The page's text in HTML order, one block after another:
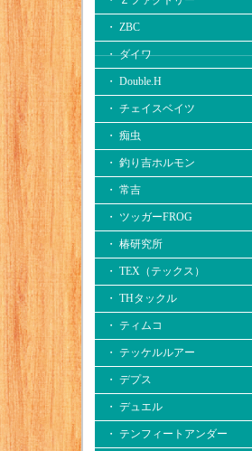
・ ZBC
・ ダイワ
・ Double.H
・ チェイスベイツ
・ 痴虫
・ 釣り吉ホルモン
・ 常吉
・ ツッガーFROG
・ 椿研究所
・ TEX（テックス）
・ THタックル
・ ティムコ
・ テッケルルアー
・ デプス
・ デュエル
・ テンフィートアンダー